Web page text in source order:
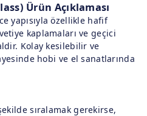
Ürün Açıklaması
yapısıyla özellikle hafif
kaplamaları ve geçici
Kolay kesilebilir ve
hobi ve el sanatlarında
sıralamak gerekirse,